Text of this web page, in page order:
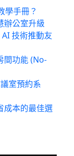
學手冊？
辦公室升級
技術推動友
間功能 (No-
室預約系
成本的最佳選